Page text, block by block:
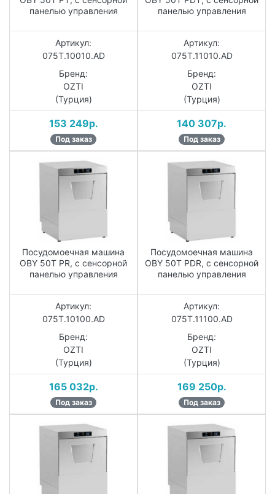
панелью управления
Артикул:
075T.10010.AD
Бренд:
OZTI
(Турция)
153 249р.
Под заказ
панелью управления
Артикул:
075T.11010.AD
Бренд:
OZTI
(Турция)
140 307р.
Под заказ
Посудомоечная машина
OBY 50T PR, с сенсорной
панелью управления
Артикул:
075T.10100.AD
Бренд:
OZTI
(Турция)
165 032р.
Под заказ
Посудомоечная машина
OBY 50T PDR, с сенсорной
панелью управления
Артикул:
075T.11100.AD
Бренд:
OZTI
(Турция)
169 250р.
Под заказ